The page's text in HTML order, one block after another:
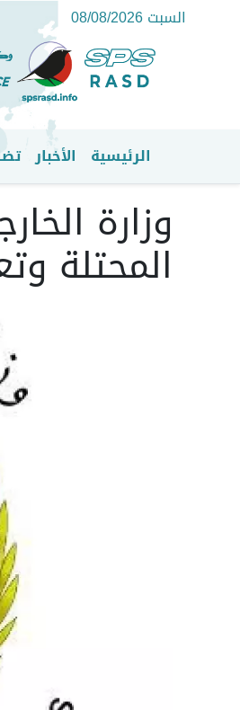
السبت 08/08/2026
القائمة
الرئيسية الأخبار
وزارة
المحتلة